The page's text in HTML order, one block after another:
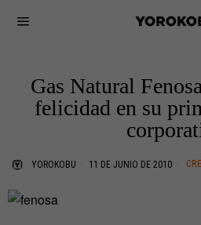
Gas Natural
felicidad en su
YOROKOBU 11 DE JUNIO DE 2010